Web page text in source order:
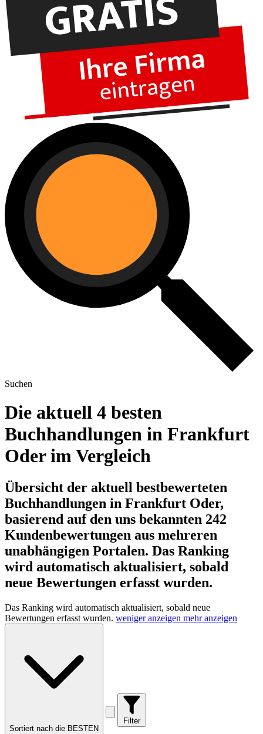
Suchen
Die aktuell 4 besten
Buchhandlungen in Frankfurt
Oder im Vergleich
Übersicht der aktuell bestbewerteten
Buchhandlungen in Frankfurt Oder,
basierend auf den uns bekannten 242
Kundenbewertungen aus mehreren
unabhängigen Portalen. Das Ranking
wird automatisch aktualisiert, sobald
neue Bewertungen erfasst wurden.
Das Ranking wird automatisch aktualisiert, sobald neue
Bewertungen erfasst wurden. weniger anzeigen mehr anzeigen
Sortiert nach die BESTEN
Filter